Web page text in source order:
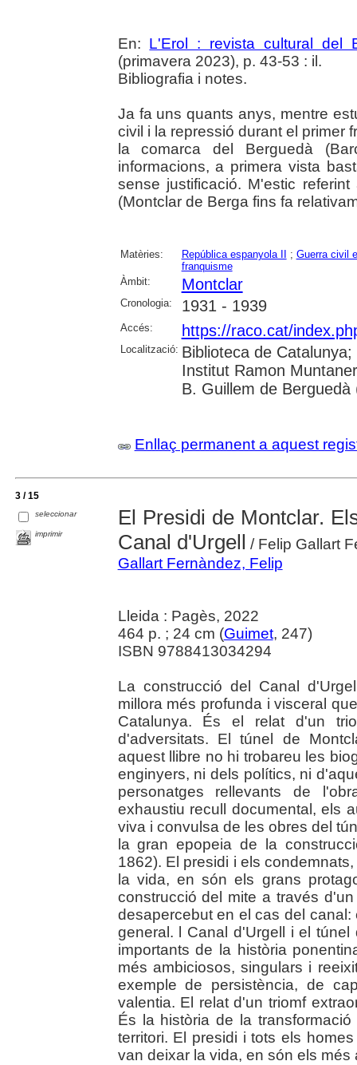
En: L'Erol : revista cultural del
(primavera 2023), p. 43-53 : il.
Bibliografia i notes.
Ja fa uns quants anys, mentre
civil i la repressió durant el primer
la comarca del Berguedà
informacions, a primera vista
sense justificació. M'estic
(Montclar de Berga fins fa
Matèries: República espanyola II ; Guerra civil
franquisme
Àmbit:
Montclar
Cronologia: 1931 - 1939
Accés: https://raco.cat/
Localització: Biblioteca de
Institut Ramon
B. Guillem de Berguedà
Enllaç permanent a aquest
3 / 15
seleccionar
imprimir
El Presidi de Montclar.
Canal d'Urgell / Felip Gallart
Gallart Fernàndez, Felip
Lleida : Pagès, 2022
464 p. ; 24 cm (Guimet, 247)
ISBN 9788413034294
La construcció del Canal
millora més profunda i visceral
Catalunya. És el relat d'un
d'adversitats. El túnel de
aquest llibre no hi trobareu les
enginyers, ni dels polítics, ni
personatges rellevants de
exhaustiu recull documental, els
viva i convulsa de les obres del
la gran epopeia de la
1862). El presidi i els
la vida, en són els grans
construcció del mite a través
desapercebut en el cas del
general. l Canal d'Urgell i el
importants de la història
més ambiciosos, singulars i
exemple de persistència, de
valentia. El relat d'un triomf
És la història de la
territori. El presidi i tots els
van deixar la vida, en són els més